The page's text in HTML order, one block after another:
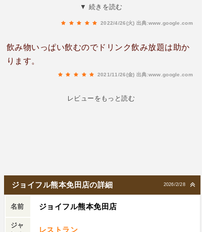
（笑）そのままにして、スープも美味しく頂きま
▼ 続きを読む
2022/4/26(火) 出典:www.google.com
飲み物いっぱい飲むのでドリンク飲み放題は助か
ります。
2021/11/26(金) 出典:www.google.com
レビューをもっと読む
2026/2/28
ジョイフル熊本免田店の詳細
名前 ジョイフル熊本免田店
ジャ
レストラン